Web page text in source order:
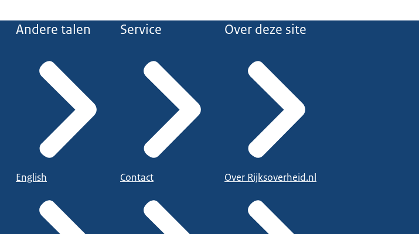
Andere talen
English
Service
Contact
Over deze site
Over Rijksoverheid.nl